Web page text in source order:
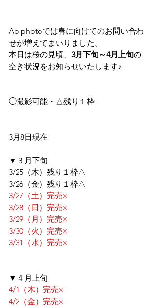
Ao photoでは春に向けてのお問い合わ
せが増えてまいりました。
本日は桜の見頃、 3月下旬～4月上旬の
空き状況をお知らせいたします♪
◯撮影可能・△残り１枠
3月8日現在
▼３月下旬
3/25（木）残り１枠△
3/26（金）残り１枠△
3/27（土）完売×
3/28（日）完売×
3/29（月）完売×
3/30（火）完売×
3/31（水）完売×
▼４月上旬
4/1（木）完売×
4/2（金）完売×